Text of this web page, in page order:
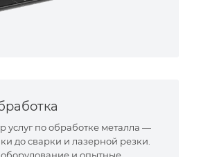
услуг по обработке металла —
до сварки и лазерной резки.